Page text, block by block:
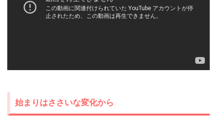
始まりはささいな変化から